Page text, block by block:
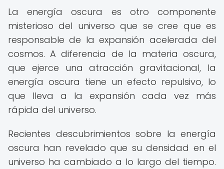
La energía oscura es otro componente
misterioso del universo que se cree que es
responsable de la expansión acelerada del
cosmos. A diferencia de la materia oscura,
que ejerce una atracción gravitacional, la
energía oscura tiene un efecto repulsivo, lo
que lleva a la expansión cada vez más
rápida del universo.
Recientes descubrimientos sobre la energía
oscura han revelado que su densidad en el
universo ha cambiado a lo largo del tiempo.